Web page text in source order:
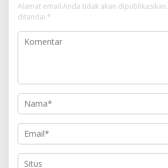
Alamat email Anda tidak akan dipublikasikan.
ditandai *